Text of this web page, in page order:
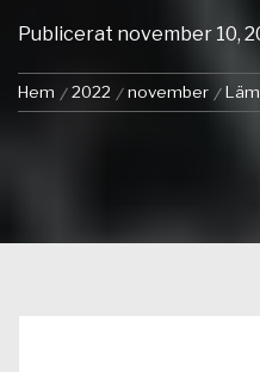
Publicerat november 10,
Hem 2022 november